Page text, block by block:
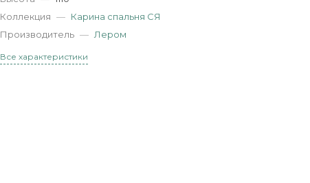
Коллекция — Карина спальня СЯ
Производитель — Лером
Все характеристики